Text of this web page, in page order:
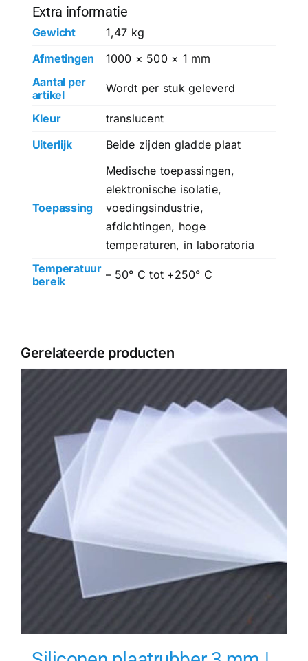
Extra informatie
Gewicht
1,47 kg
Afmetingen
1000 × 500 × 1 mm
Aantal per
artikel
Wordt per stuk geleverd
Kleur
translucent
Uiterlijk
Beide zijden gladde plaat
Toepassing
Medische toepassingen,
elektronische isolatie,
voedingsindustrie,
afdichtingen, hoge
temperaturen, in laboratoria
Temperatuur
bereik
– 50° C tot +250° C
Gerelateerde producten